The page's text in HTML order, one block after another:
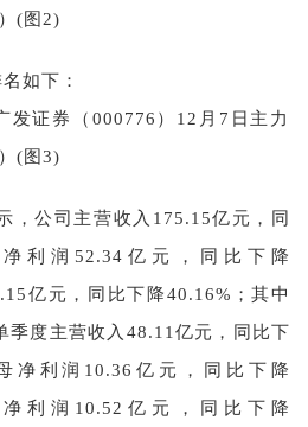
如下：
，公司主营收入175.15亿元，同
利润52.34亿元，同比下降
亿元，同比下降40.16%；其中
季度主营收入48.11亿元，同比下
净利润10.36亿元，同比下降
利润10.52亿元，同比下降